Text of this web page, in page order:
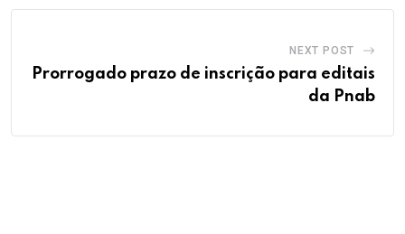
NEXT POST
Prorrogado prazo de inscrição para editais
da Pnab